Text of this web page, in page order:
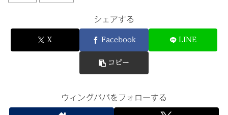
シェアする
X Facebook LINE
コピー
ウィングパパをフォローする